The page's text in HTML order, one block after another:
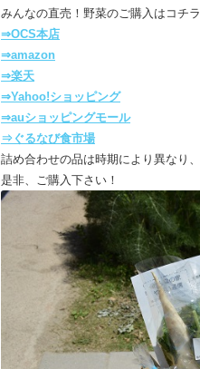
みんなの直売！野菜のご購入はコチラ
⇒OCS本店
⇒amazon
⇒楽天
⇒Yahoo!ショッピング
⇒auショッピングモール
⇒ぐるなび食市場
詰め合わせの品は時期により異なり
是非、ご購入下さい！